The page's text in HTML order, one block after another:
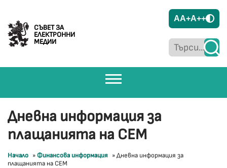
СЪВЕТ ЗА
ЕЛЕКТРОННИ
МЕДИИ
AA+A++
Дневна информация за
плащанията на СЕМ
Начало » Финансова информация »Дневна информация за
плащанията на СЕМ